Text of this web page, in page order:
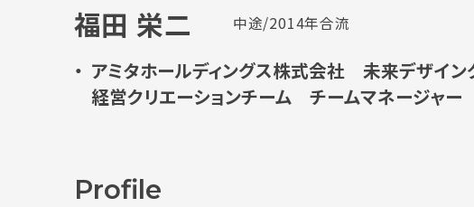
福田 栄二 中途/2014年合流
アミタホールディングス株式会社未来デザイン
経営クリエーションチームチームマネージャー
Profile